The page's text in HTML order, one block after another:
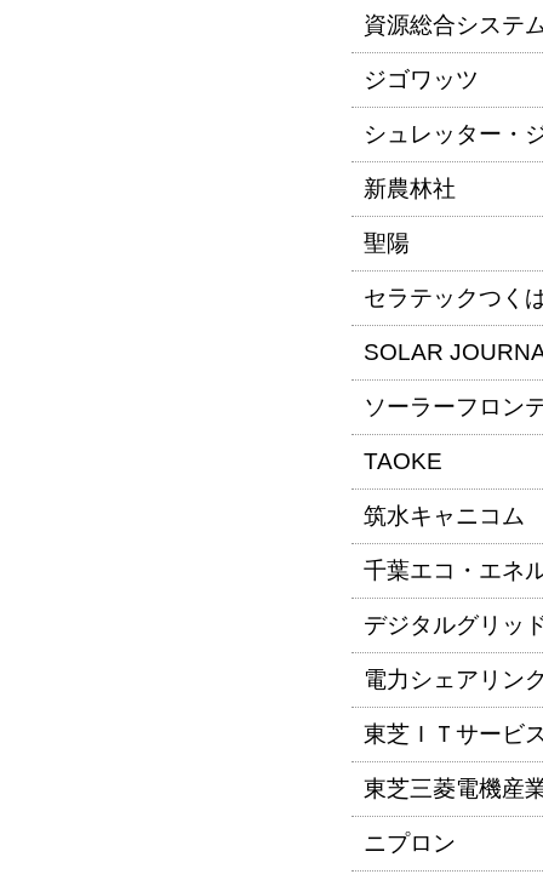
資源総合システ
ジゴワッツ
シュレッター・
新農林社
聖陽
セラテックつく
SOLAR
ソーラーフロン
TAOKE
筑水キャニコム
千葉エコ・エネ
デジタルグリッ
電力シェアリン
東芝ＩＴサービ
東芝三菱電機産
ニプロン